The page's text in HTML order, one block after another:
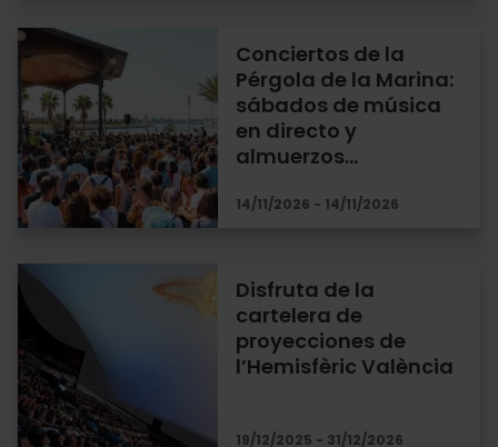
Conciertos de la
Pérgola de la Marina:
sábados de música
en directo y
almuerzos…
14/11/2026 - 14/11/2026
Disfruta de la
cartelera de
proyecciones de
l’Hemisfèric València
19/12/2025 - 31/12/2026